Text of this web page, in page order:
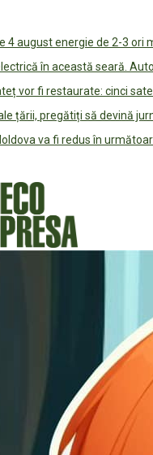
4 august energie de 2-3
în această seară.
vor fi restaurate: cinci
țării, pregătiți să devină
va fi redus în